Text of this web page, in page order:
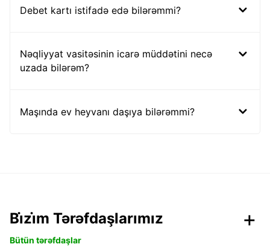
Debet kartı istifadə edə bilərəmmi?
Nəqliyyat vasitəsinin icarə müddətini necə
uzada bilərəm?
Maşında ev heyvanı daşıya bilərəmmi?
Bi̇zi̇m Tərəfdaşlarımız
Bütün tərəfdaşlar